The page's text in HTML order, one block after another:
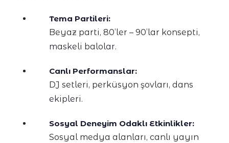
Tema Partileri:
Beyaz parti, 80’ler – 90’lar konsepti,
maskeli balolar.
Canlı Performanslar:
DJ setleri, perküsyon şovları, dans
ekipleri.
Sosyal Deneyim Odaklı Etkinlikler:
Sosyal medya alanları, canlı yayın